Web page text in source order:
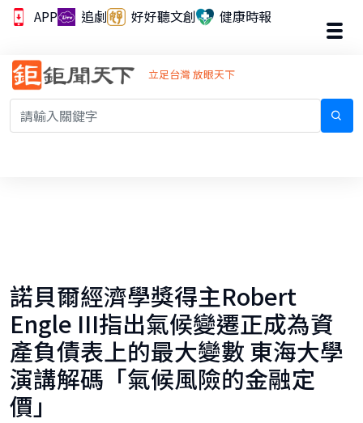
APP 追劇 好好聽文創 健康時報
立足台灣 放眼天下
諾貝爾經濟學獎得主Robert
Engle III指出氣候變遷正成為資
產負債表上的最大變數 東海大學
演講解碼「氣候風險的金融定
價」